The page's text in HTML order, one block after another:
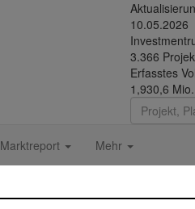
10.05.2026
3.366
Erfasstes
1,930,6
Marktreport Mehr